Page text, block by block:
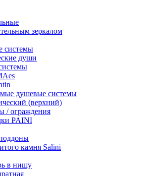
зеркалом
системы
души
душевые системы
(верхний)
/ ограждения
PAINI
камня Salini
в нишу